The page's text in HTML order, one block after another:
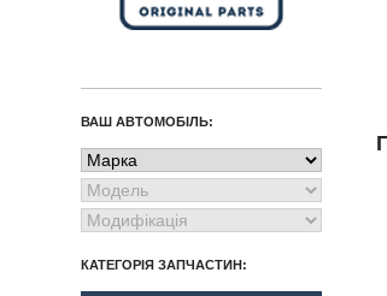
ВАШ АВТОМОБІЛЬ:
КАТЕГОРІЯ ЗАПЧАСТИН: